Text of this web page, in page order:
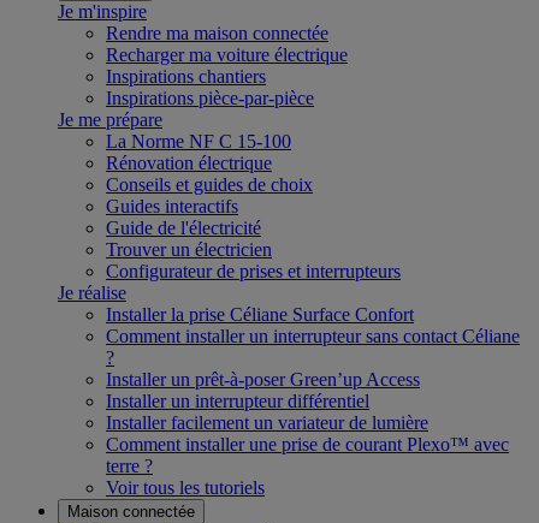
Je m'inspire
Rendre ma maison connectée
Recharger ma voiture électrique
Inspirations chantiers
Inspirations pièce-par-pièce
Je me prépare
La Norme NF C 15-100
Rénovation électrique
Conseils et guides de choix
Guides interactifs
Guide de l'électricité
Trouver un électricien
Configurateur de prises et interrupteurs
Je réalise
Installer la prise Céliane Surface Confort
Comment installer un interrupteur sans contact Céliane
?
Installer un prêt-à-poser Green’up Access
Installer un interrupteur différentiel
Installer facilement un variateur de lumière
Comment installer une prise de courant Plexo™ avec
terre ?
Voir tous les tutoriels
Maison connectée